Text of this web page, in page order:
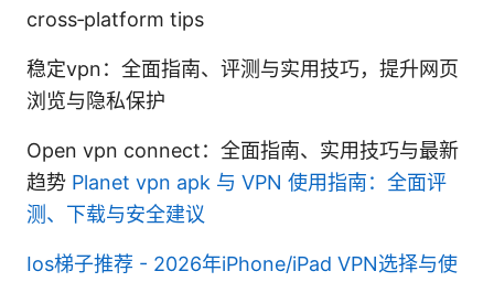
cross‑platform tips
稳定vpn：全面指南、评测与实用技巧，提升网页
浏览与隐私保护
Open vpn connect：全面指南、实用技巧与最新
趋势 Planet vpn apk 与 VPN 使用指南：全面评
测、下载与安全建议
Ios梯子推荐 - 2026年iPhone/iPad VPN选择与使